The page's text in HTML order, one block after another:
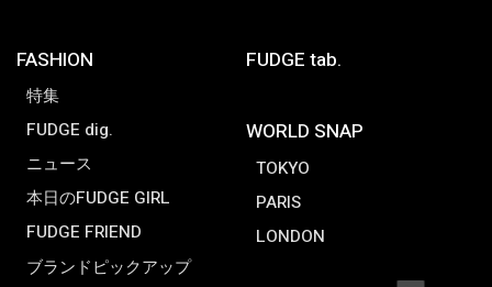
FASHION
特集
FUDGE dig.
ニュース
本日のFUDGE GIRL
FUDGE FRIEND
ブランドピックアップ
FUDGE tab.
WORLD SNAP
TOKYO
PARIS
LONDON